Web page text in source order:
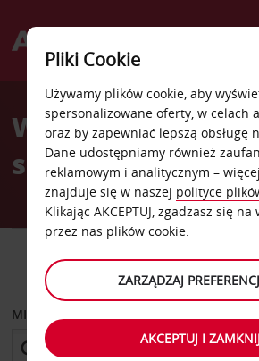
Welcome
AvisWypożyczalnia
samochodów
MIEJSCE ODBIORU
Pliki Cookie
Używamy plików cookie, aby
spersonalizowane oferty, w celach
oraz by zapewniać lepszą obsługę
Dane udostępniamy również
reklamowym i analitycznym –
znajduje się w naszej polityce
Klikając AKCEPTUJ, zgadzasz się
przez nas plików cookie.
ZARZĄDZAJ
AKCEPTUJ I ZAMKNIJ